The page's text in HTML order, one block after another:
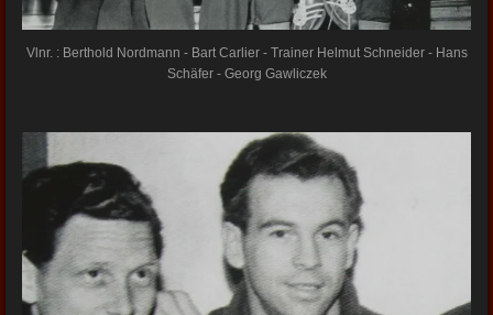
Vlnr. : Berthold Nordmann - Bart Carlier - Trainer Helmut Schneider - Hans
Schäfer - Georg Gawliczek